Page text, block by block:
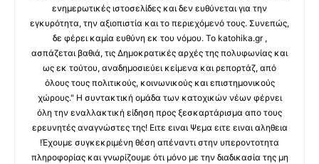
ενημερωτικές ιστοσελίδες και δεν ευθύνεται για την
εγκυρότητα, την αξιοπιστία και το περιεχόμενό τους. Συνεπώς,
δε φέρει καμία ευθύνη εκ του νόμου. Το katohika.gr ,
ασπάζεται βαθιά, τις Δημοκρατικές αρχές της πολυφωνίας και
ως εκ τούτου, αναδημοσιεύει κείμενα και ρεπορτάζ, από
όλους τους πολιτικούς, κοινωνικούς και επιστημονικούς
χώρους." Η συντακτική ομάδα των κατοχικών νέων φέρνει
όλη την εναλλακτική είδηση προς ξεσκαρτάρισμα απο τους
ερευνητές αναγνώστες της! Ειτε ειναι Ψεμα ειτε ειναι αληθεια
!Έχουμε συγκεκριμένη θέση απέναντι στην υπεροντοτητα
πληροφορίας και γνωρίζουμε ότι μόνο με την διαδικασία της μη